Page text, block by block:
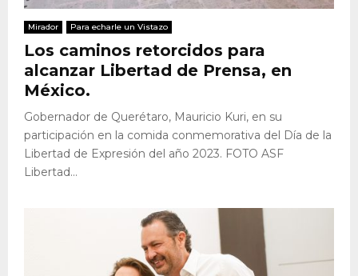
Mirador Para echarle un Vistazo
Los caminos retorcidos para
alcanzar Libertad de Prensa, en
México.
Gobernador de Querétaro, Mauricio Kuri, en su
participación en la comida conmemorativa del Día de la
Libertad de Expresión del año 2023. FOTO ASF
Libertad...